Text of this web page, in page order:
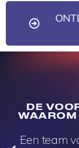
DE
WAAROM
Een team